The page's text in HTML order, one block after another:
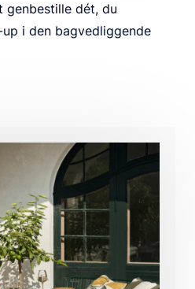
genbestille dét, du
i den bagvedliggende